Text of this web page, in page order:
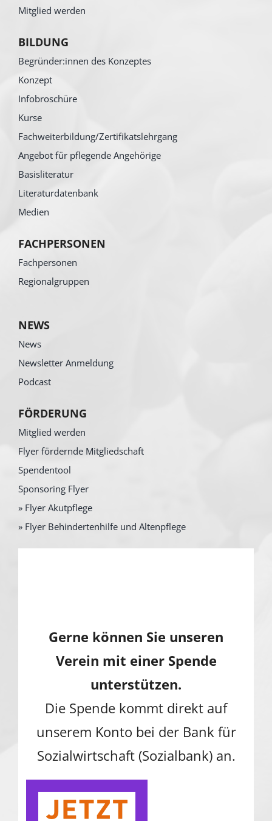
Mitglied werden
BILDUNG
Begründer:innen des Konzeptes
Konzept
Infobroschüre
Kurse
Fachweiterbildung/Zertifikatslehrgang
Angebot für pflegende Angehörige
Basisliteratur
Literaturdatenbank
Medien
FACHPERSONEN
Fachpersonen
Regionalgruppen
NEWS
News
Newsletter Anmeldung
Podcast
FÖRDERUNG
Mitglied werden
Flyer fördernde Mitgliedschaft
Spendentool
Sponsoring Flyer
» Flyer Akutpflege
» Flyer Behindertenhilfe und Altenpflege
Gerne können Sie unseren
Verein mit einer Spende
unterstützen.
Die Spende kommt direkt auf
unserem Konto bei der Bank für
Sozialwirtschaft (Sozialbank) an.